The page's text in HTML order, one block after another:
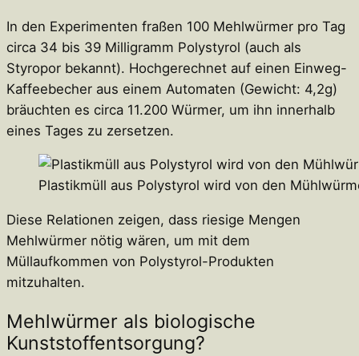
In den Experimenten fraßen 100 Mehlwürmer pro Tag
circa 34 bis 39 Milligramm Polystyrol (auch als
Styropor bekannt). Hochgerechnet auf einen Einweg-
Kaffeebecher aus einem Automaten (Gewicht: 4,2g)
bräuchten es circa 11.200 Würmer, um ihn innerhalb
eines Tages zu zersetzen.
Plastikmüll aus Polystyrol wird von den
Diese Relationen zeigen, dass riesige Mengen
Mehlwürmer nötig wären, um mit dem
Müllaufkommen von Polystyrol-Produkten
mitzuhalten.
Mehlwürmer als biologische
Kunststoffentsorgung?